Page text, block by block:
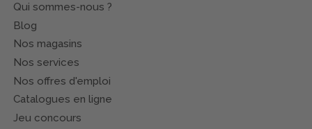
Qui sommes-nous ?
Blog
Nos magasins
Nos services
Nos offres d'emploi
Catalogues en ligne
Jeu concours